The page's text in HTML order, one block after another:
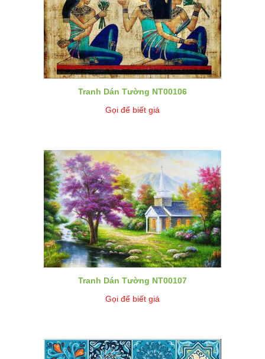
Tranh Dán Tường NT00106
Gọi để biết giá
Tranh Dán Tường NT00107
Gọi để biết giá